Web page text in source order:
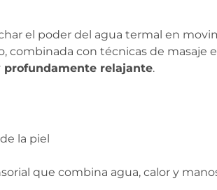
el poder del agua termal en
combinada con técnicas de masaje
profundamente relajante.
la piel
que combina agua, calor y